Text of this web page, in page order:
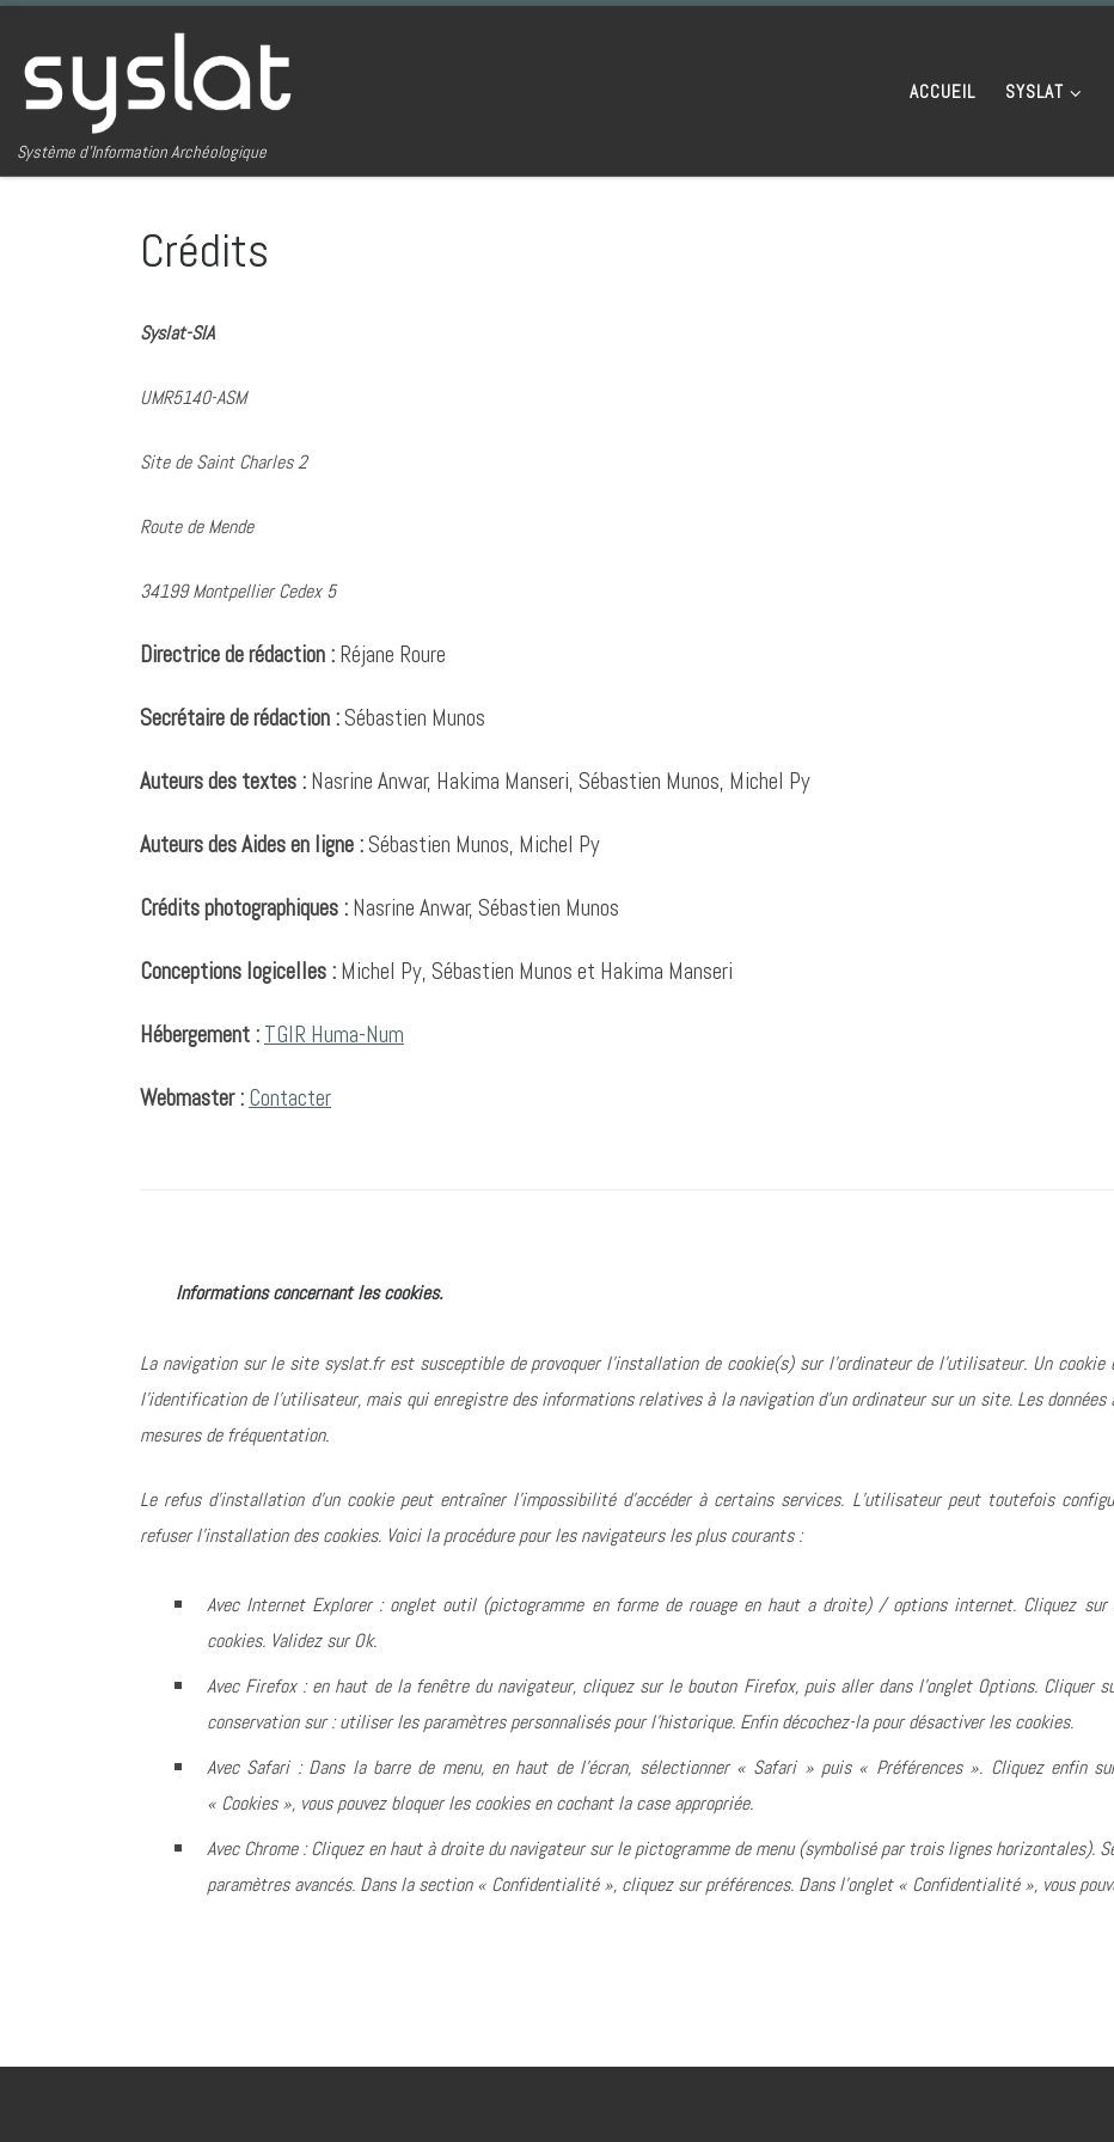
Système d'Information Archéologique
ACCUEIL SYSLAT
Crédits
Syslat-SIA
UMR5140-ASM
Site de Saint Charles 2
Route de Mende
34199 Montpellier Cedex 5
Directrice de rédaction : Réjane Roure
Secrétaire de rédaction :Sébastien Munos
Auteurs des textes : Nasrine Anwar, Hakima Manseri, Sébastien Munos, Michel Py
Auteurs des Aides en ligne :Sébastien Munos, Michel Py
Crédits photographiques : Nasrine Anwar, Sébastien Munos
Conceptions logicelles : Michel Py, Sébastien Munos et Hakima Manseri
Hébergement : TGIR Huma-Num
Webmaster : Contacter
Informations concernant les cookies.
La navigation sur le site syslat.fr est susceptible de provoquer l’installation de cookie(s) sur l’ordinateur de l’utilisateur. Un
l’identification de l’utilisateur, mais qui enregistre des informations relatives à la navigation d’un ordinateur sur un site. Les
mesures de fréquentation.
Le refus d’installation d’un cookie peut entraîner l’impossibilité d’accéder à certains services. L’utilisateur peut toutefois
refuser l’installation des cookies. Voici la procédure pour les navigateurs les plus courants :
Avec Internet Explorer : onglet outil (pictogramme en forme de rouage en haut a droite) / options internet. Cliquez
cookies. Validez sur Ok.
Avec Firefox : en haut de la fenêtre du navigateur, cliquez sur le bouton Firefox, puis aller dans l’onglet Options. Cliquer
conservation sur : utiliser les paramètres personnalisés pour l’historique. Enfin décochez-la pour désactiver les cookies.
Avec Safari : Dans la barre de menu, en haut de l’écran, sélectionner « Safari » puis « Préférences ». Cliquez enfin
« Cookies », vous pouvez bloquer les cookies en cochant la case appropriée.
Avec Chrome : Cliquez en haut à droite du navigateur sur le pictogramme de menu (symbolisé par trois lignes horizontales).
paramètres avancés. Dans la section « Confidentialité », cliquez sur préférences. Dans l’onglet « Confidentialité », vous